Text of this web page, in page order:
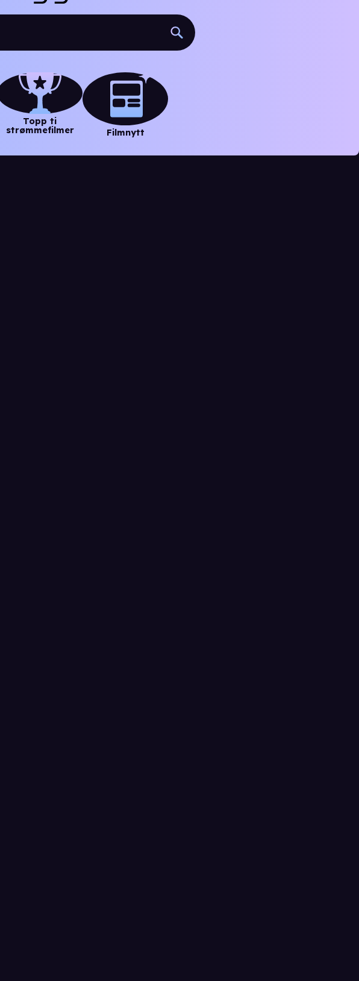
Topp ti
strømmefilmer
Filmnytt